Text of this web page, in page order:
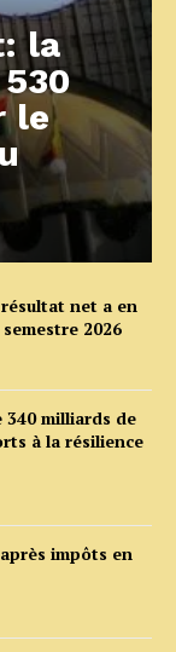
la
le
net a en
2026
340 milliards de
à la résilience
impôts en